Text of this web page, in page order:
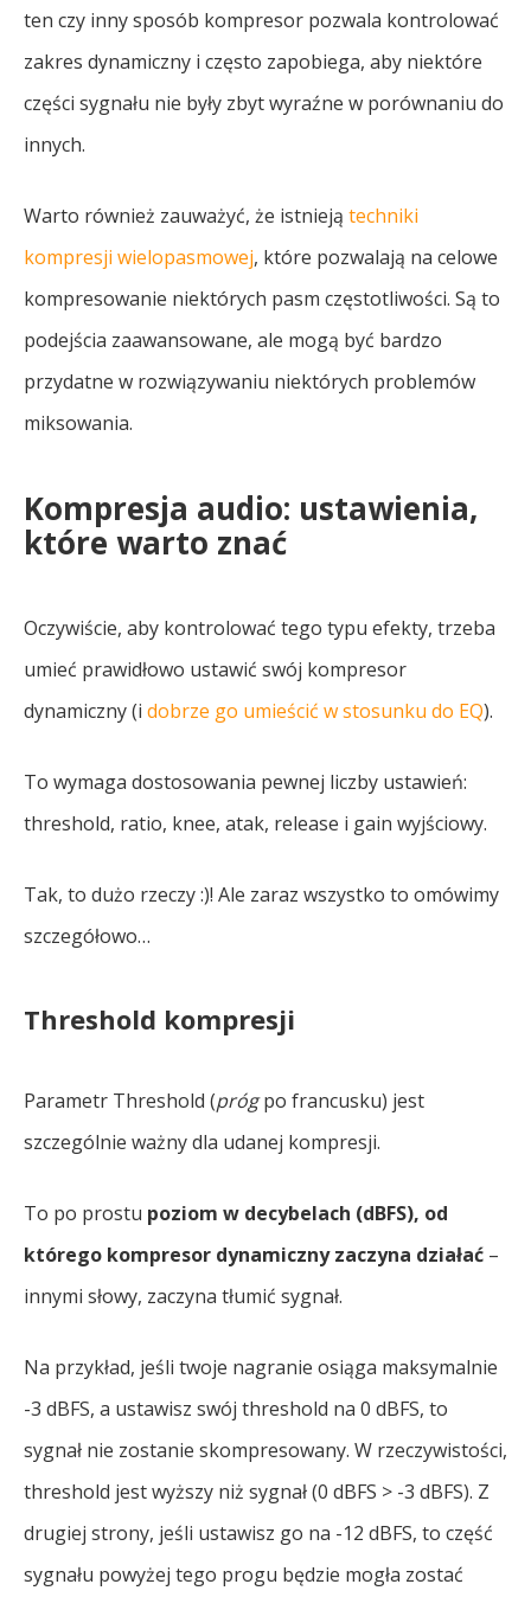
ten czy inny sposób kompresor pozwala kontrolować
zakres dynamiczny i często zapobiega, aby niektóre
części sygnału nie były zbyt wyraźne w porównaniu do
innych.
Warto również zauważyć, że istnieją techniki
kompresji wielopasmowej, które pozwalają na celowe
kompresowanie niektórych pasm częstotliwości. Są to
podejścia zaawansowane, ale mogą być bardzo
przydatne w rozwiązywaniu niektórych problemów
miksowania.
Kompresja audio: ustawienia,
które warto znać
Oczywiście, aby kontrolować tego typu efekty, trzeba
umieć prawidłowo ustawić swój kompresor
dynamiczny (i dobrze go umieścić w stosunku do EQ).
To wymaga dostosowania pewnej liczby ustawień:
threshold, ratio, knee, atak, release i gain wyjściowy.
Tak, to dużo rzeczy :)! Ale zaraz wszystko to omówimy
szczegółowo…
Threshold kompresji
Parametr Threshold (prógpo francusku) jest
szczególnie ważny dla udanej kompresji.
To po prostu poziom w decybelach (dBFS), od
którego kompresor dynamiczny zaczyna działać –
innymi słowy, zaczyna tłumić sygnał.
Na przykład, jeśli twoje nagranie osiąga maksymalnie
-3 dBFS, a ustawisz swój threshold na 0 dBFS, to
sygnał nie zostanie skompresowany. W rzeczywistości,
threshold jest wyższy niż sygnał (0 dBFS > -3 dBFS). Z
drugiej strony, jeśli ustawisz go na -12 dBFS, to część
sygnału powyżej tego progu będzie mogła zostać